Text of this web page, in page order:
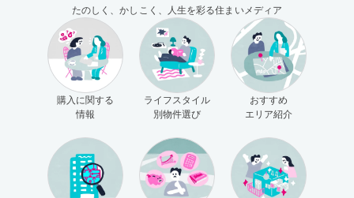
たのしく、かしこく、人生を彩る住まいメディア
購入に関する
情報
ライフスタイル
別物件選び
おすすめ
エリア紹介